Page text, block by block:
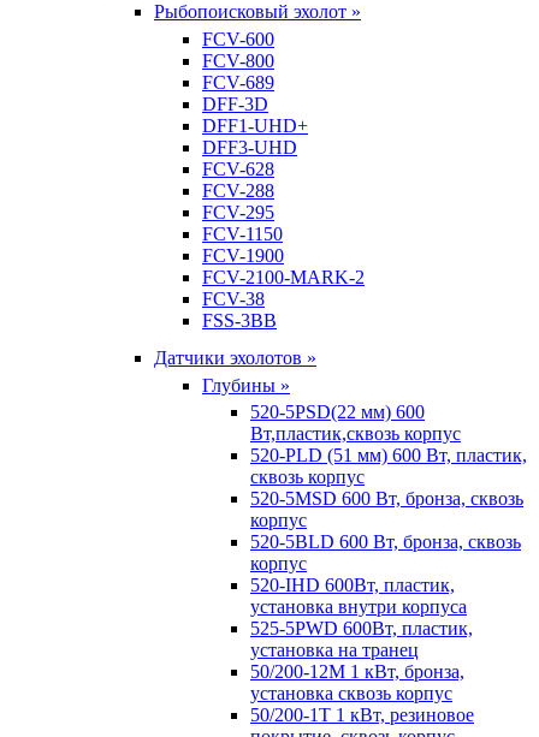
Рыбопоисковый эхолот »
FCV-600
FCV-800
FCV-689
DFF-3D
DFF1-UHD+
DFF3-UHD
FCV-628
FCV-288
FCV-295
FCV-1150
FCV-1900
FCV-2100-MARK-2
FCV-38
FSS-3BB
Датчики эхолотов »
Глубины »
520-5PSD(22 мм) 600
Вт,пластик,сквозь корпус
520-PLD (51 мм) 600 Вт, пластик,
сквозь корпус
520-5MSD 600 Вт, бронза, сквозь
корпус
520-5BLD 600 Вт, бронза, сквозь
корпус
520-IHD 600Вт, пластик,
установка внутри корпуса
525-5PWD 600Вт, пластик,
установка на транец
50/200-12M 1 кВт, бронза,
установка сквозь корпус
50/200-1T 1 кВт, резиновое